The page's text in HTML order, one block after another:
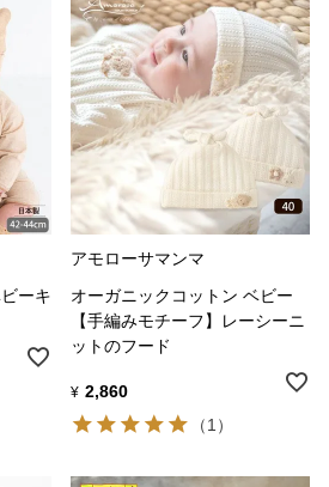
ーキ
アモローサマンマ
オーガニックコットン ベビー
【手編みモチーフ】レーシーニ
ットのフード
¥ 2,860
（1）